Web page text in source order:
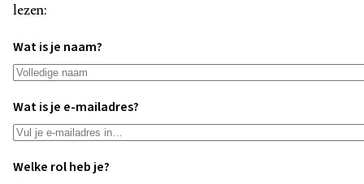
lezen:
Wat is je naam?
Wat is je e-mailadres?
Welke rol heb je?